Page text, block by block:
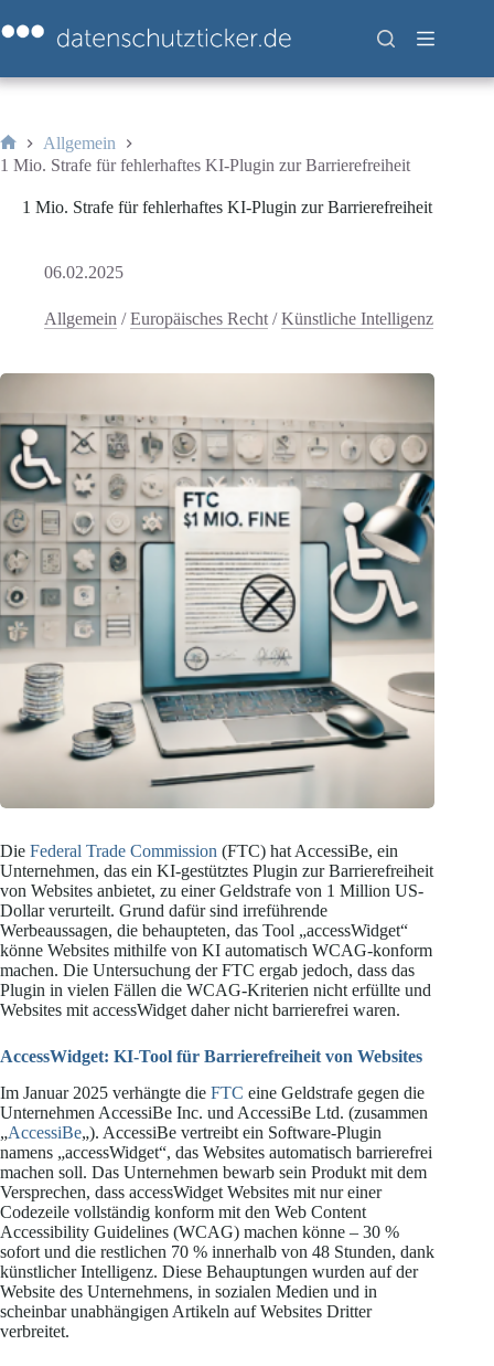
Inhalt
springen
Start
Allgemein
1 Mio. Strafe für fehlerhaftes KI-Plugin zur Barrierefreiheit
1 Mio. Strafe für fehlerhaftes KI-Plugin zur Barrierefreiheit
06.02.2025
Allgemein /Europäisches Recht /Künstliche Intelligenz
Die Federal Trade Commission (FTC) hat AccessiBe, ein
Unternehmen, das ein KI-gestütztes Plugin zur Barrierefreiheit
von Websites anbietet, zu einer Geldstrafe von 1 Million US-
Dollar verurteilt. Grund dafür sind irreführende
Werbeaussagen, die behaupteten, das Tool „accessWidget“
könne Websites mithilfe von KI automatisch WCAG-konform
machen. Die Untersuchung der FTC ergab jedoch, dass das
Plugin in vielen Fällen die WCAG-Kriterien nicht erfüllte und
Websites mit accessWidget daher nicht barrierefrei waren.
AccessWidget: KI-Tool für Barrierefreiheit von Websites
Im Januar 2025 verhängte die FTC eine Geldstrafe gegen die
Unternehmen AccessiBe Inc. und AccessiBe Ltd. (zusammen
„AccessiBe„). AccessiBe vertreibt ein Software-Plugin
namens „accessWidget“, das Websites automatisch barrierefrei
machen soll. Das Unternehmen bewarb sein Produkt mit dem
Versprechen, dass accessWidget Websites mit nur einer
Codezeile vollständig konform mit den Web Content
Accessibility Guidelines (WCAG) machen könne – 30 %
sofort und die restlichen 70 % innerhalb von 48 Stunden, dank
künstlicher Intelligenz. Diese Behauptungen wurden auf der
Website des Unternehmens, in sozialen Medien und in
scheinbar unabhängigen Artikeln auf Websites Dritter
verbreitet.